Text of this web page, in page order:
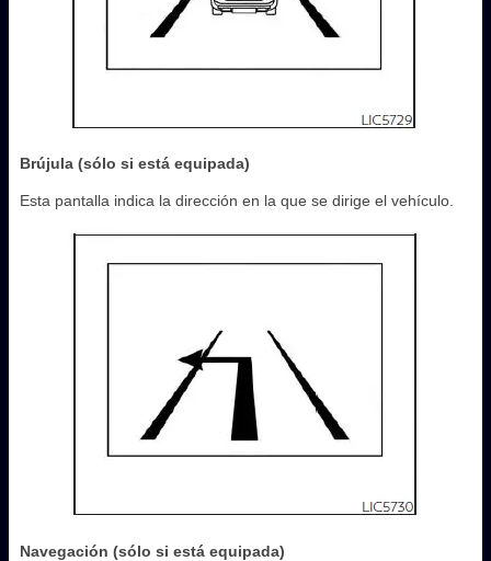
Brújula (sólo si está equipada)
Esta pantalla indica la dirección en la que se dirige el vehículo.
Navegación (sólo si está equipada)